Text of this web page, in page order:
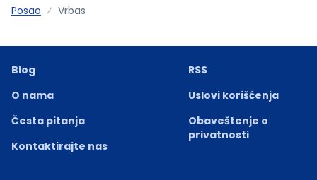
Posao Vrbas
Blog
O nama
Česta pitanja
Kontaktirajte nas
RSS
Uslovi korišćenja
Obaveštenje o
privatnosti